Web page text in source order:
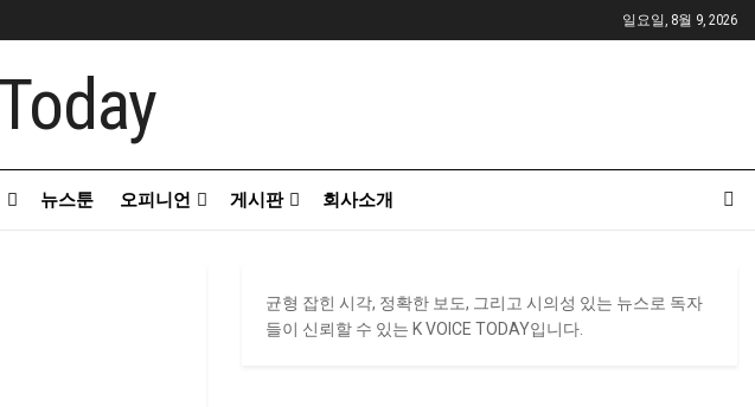
일요일, 8월 9, 2026
뉴스툰 오피니언 게시판 회사소개
균형 잡힌 시각, 정확한 보도, 그리고 시의성 있는 뉴스로 독자
들이 신뢰할 수 있는 K VOICE TODAY입니다.